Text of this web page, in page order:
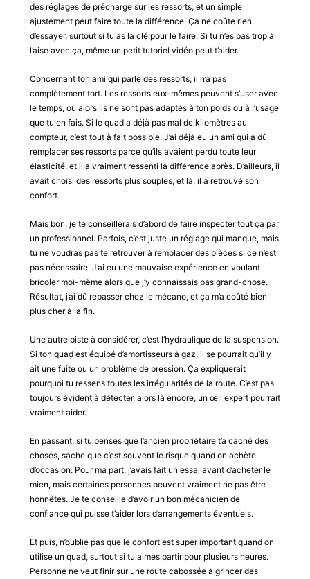
des réglages de précharge sur les ressorts, et un simple
ajustement peut faire toute la différence. Ça ne coûte rien
d’essayer, surtout si tu as la clé pour le faire. Si tu n’es pas trop à
l’aise avec ça, même un petit tutoriel vidéo peut t’aider.
Concernant ton ami qui parle des ressorts, il n’a pas
complètement tort. Les ressorts eux-mêmes peuvent s’user avec
le temps, ou alors ils ne sont pas adaptés à ton poids ou à l’usage
que tu en fais. Si le quad a déjà pas mal de kilomètres au
compteur, c’est tout à fait possible. J’ai déjà eu un ami qui a dû
remplacer ses ressorts parce qu’ils avaient perdu toute leur
élasticité, et il a vraiment ressenti la différence après. D’ailleurs, il
avait choisi des ressorts plus souples, et là, il a retrouvé son
confort.
Mais bon, je te conseillerais d’abord de faire inspecter tout ça par
un professionnel. Parfois, c’est juste un réglage qui manque, mais
tu ne voudras pas te retrouver à remplacer des pièces si ce n’est
pas nécessaire. J’ai eu une mauvaise expérience en voulant
bricoler moi-même alors que j’y connaissais pas grand-chose.
Résultat, j’ai dû repasser chez le mécano, et ça m’a coûté bien
plus cher à la fin.
Une autre piste à considérer, c’est l’hydraulique de la suspension.
Si ton quad est équipé d’amortisseurs à gaz, il se pourrait qu’il y
ait une fuite ou un problème de pression. Ça expliquerait
pourquoi tu ressens toutes les irrégularités de la route. C’est pas
toujours évident à détecter, alors là encore, un œil expert pourrait
vraiment aider.
En passant, si tu penses que l’ancien propriétaire t’a caché des
choses, sache que c’est souvent le risque quand on achète
d’occasion. Pour ma part, j’avais fait un essai avant d’acheter le
mien, mais certaines personnes peuvent vraiment ne pas être
honnêtes. Je te conseille d’avoir un bon mécanicien de
confiance qui puisse t’aider lors d’arrangements éventuels.
Et puis, n’oublie pas que le confort est super important quand on
utilise un quad, surtout si tu aimes partir pour plusieurs heures.
Personne ne veut finir sur une route cabossée à grincer des